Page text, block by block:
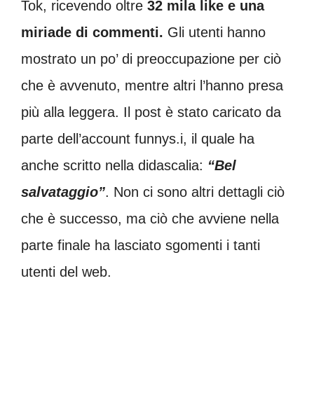
Tok, ricevendo oltre 32 mila like e una
miriade di commenti. Gli utenti hanno
mostrato un po’ di preoccupazione per ciò
che è avvenuto, mentre altri l’hanno presa
più alla leggera. Il post è stato caricato da
parte dell’account funnys.i, il quale ha
anche scritto nella didascalia: “Bel
salvataggio”. Non ci sono altri dettagli ciò
che è successo, ma ciò che avviene nella
parte finale ha lasciato sgomenti i tanti
utenti del web.